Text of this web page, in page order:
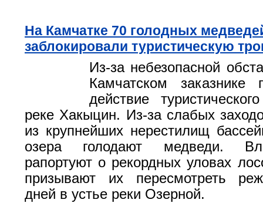
На Камчатке 70 голодных
заблокировали туристическую
Из-за небезопасной
Камчатском заказнике
действие
реке Хакыцин. Из-за слабых
из крупнейших нерестилищ
озера голодают медведи.
рапортуют о рекордных уловах
призывают их пересмотреть
дней в устье реки Озерной.